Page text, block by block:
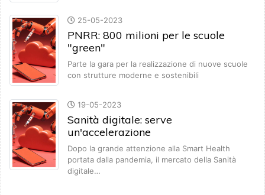
25-05-2023
PNRR: 800 milioni per le scuole
"green"
Parte la gara per la realizzazione di nuove scuole
con strutture moderne e sostenibili
19-05-2023
Sanità digitale: serve
un'accelerazione
Dopo la grande attenzione alla Smart Health
portata dalla pandemia, il mercato della Sanità
digitale…